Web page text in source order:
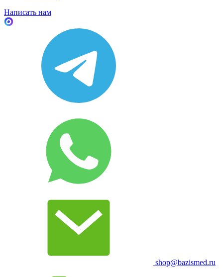
Написать нам
shop@bazismed.ru